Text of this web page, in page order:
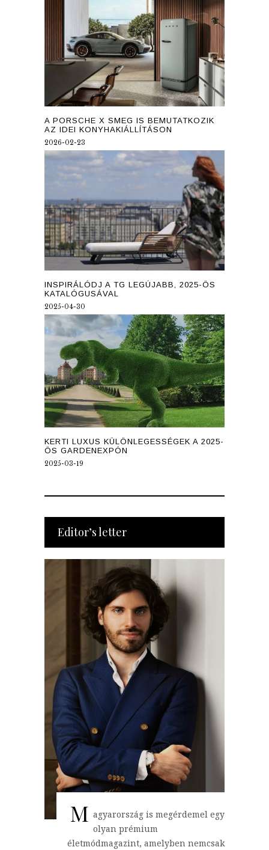
A PORSCHE X SMEG IS BEMUTATKOZIK
AZ IDEI KONYHAKIÁLLÍTÁSON
2026-02-23
INSPIRÁLÓDJ A TG LEGÚJABB, 2025-ÖS
KATALÓGUSÁVAL
2025-04-30
KERTI LUXUS KÜLÖNLEGESSÉGEK A 2025-
ÖS GARDENEXPÓN
2025-03-19
Editor’s letter
M agyarország is megérdemel egy
olyan prémium
életmódmagazint, amelyben nemcsak